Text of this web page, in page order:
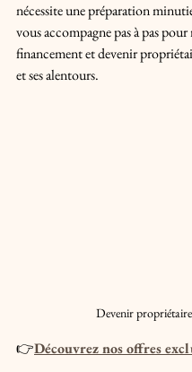
nécessite une préparation
vous accompagne pas à pas
financement et devenir
et ses alentours.
Devenir propriétaire
👉Découvrez nos offres